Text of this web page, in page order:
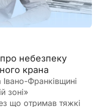
небезпеку
крана
Франківщині
зоні»
що отримав тяжкі